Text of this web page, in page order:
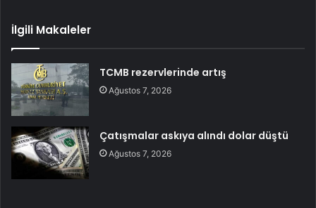
İlgili Makaleler
TCMB rezervlerinde artış
Ağustos 7, 2026
Çatışmalar askıya alındı dolar düştü
Ağustos 7, 2026